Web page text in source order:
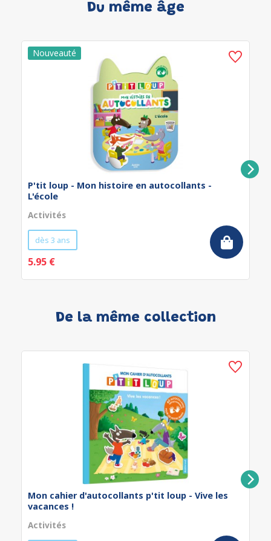
Du même âge
P'tit loup - Mon histoire en autocollants -
L'école
Activités
dès 3 ans
5.95 €
De la même collection
Mon cahier d'autocollants p'tit loup - Vive les
vacances !
Activités